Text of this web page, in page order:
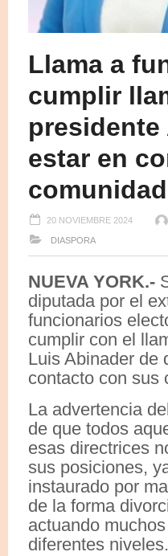
Llama a
cumplir
presidente
estar en
20 NOVIEMBRE 2024
DIASPORA
NUEVA YORK.-
diputada por el
funcionarios
cumplir con el
Luis Abinader de
contacto con sus
La advertencia
de que todos
esas directrices
sus posiciones,
instaurado por
de la forma
actuando
diferentes niveles.